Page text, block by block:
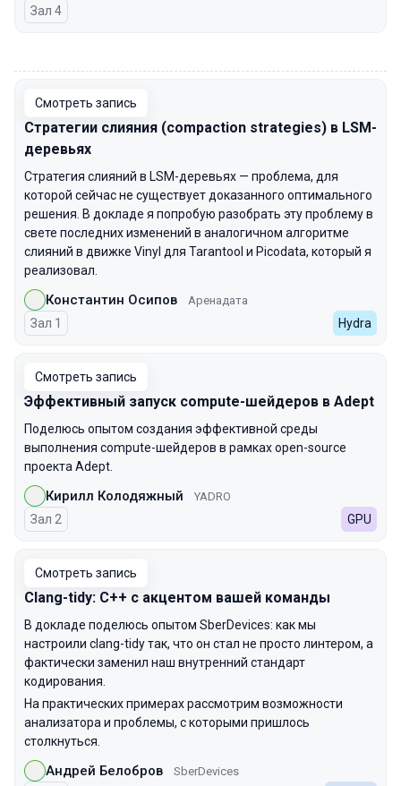
Зал 4
Смотреть запись
Стратегии слияния (compaction strategies) в LSM-
деревьях
Стратегия слияний в LSM-деревьях — проблема, для
которой сейчас не существует доказанного оптимального
решения. В докладе я попробую разобрать эту проблему в
свете последних изменений в аналогичном алгоритме
слияний в движке Vinyl для Tarantool и Picodata, который я
реализовал.
Константин Осипов Аренадата
Зал 1 Hydra
Смотреть запись
Эффективный запуск compute-шейдеров в Adept
Поделюсь опытом создания эффективной среды
выполнения compute-шейдеров в рамках open-source
проекта Adept.
Кирилл Колодяжный YADRO
Зал 2 GPU
Смотреть запись
Clang-tidy: С++ с акцентом вашей команды
В докладе поделюсь опытом SberDevices: как мы
настроили clang-tidy так, что он стал не просто линтером, а
фактически заменил наш внутренний стандарт
кодирования.
На практических примерах рассмотрим возможности
анализатора и проблемы, с которыми пришлось
столкнуться.
Андрей Белобров SberDevices